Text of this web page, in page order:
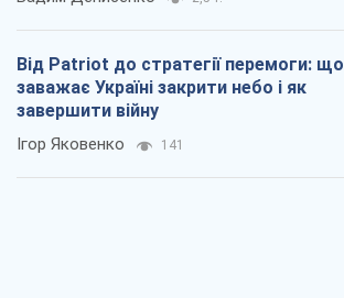
Від Patriot до стратегії перемоги: що
заважає Україні закрити небо і як
завершити війну
Ігор Яковенко 141